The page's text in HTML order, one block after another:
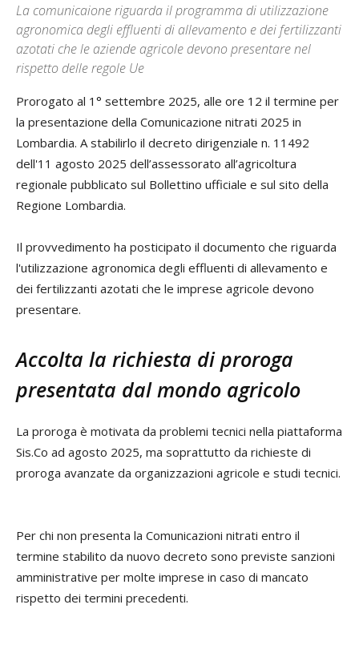
La comunicaione riguarda il programma di utilizzazione
agronomica degli effluenti di allevamento e dei fertilizzanti
azotati che le aziende agricole devono presentare nel
rispetto delle regole Ue
Prorogato al 1° settembre 2025, alle ore 12 il termine per
la presentazione della Comunicazione nitrati 2025 in
Lombardia. A stabilirlo il decreto dirigenziale n. 11492
dell'11 agosto 2025 dell’assessorato all’agricoltura
regionale pubblicato sul Bollettino ufficiale e sul sito della
Regione Lombardia. ​
Il provvedimento ha posticipato il documento che riguarda
l'utilizzazione agronomica degli effluenti di allevamento e
dei fertilizzanti azotati che le imprese agricole devono
presentare. ​
Accolta la richiesta di proroga
presentata dal mondo agricolo
La proroga è motivata da problemi tecnici nella piattaforma
Sis.Co ad agosto 2025, ma soprattutto da richieste di
proroga avanzate da organizzazioni agricole e studi tecnici.
Per chi non presenta la Comunicazioni nitrati entro il
termine stabilito da nuovo decreto sono previste sanzioni
amministrative per molte imprese in caso di mancato
rispetto dei termini precedenti. ​